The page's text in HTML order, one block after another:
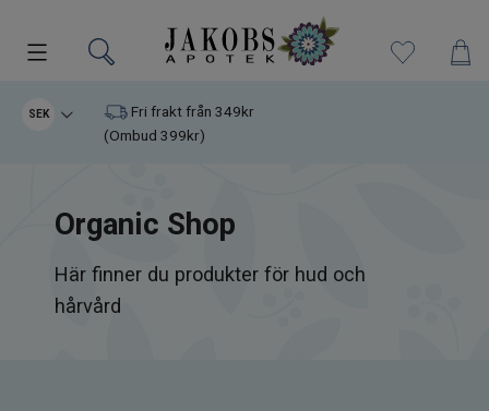
Kampanjer
Varumärken
Kosttillskott
SEK
Fri frakt från 349kr
(Ombud 399kr)
Organic Shop
Här finner du produkter för hud och
hårvård